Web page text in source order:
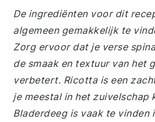
De ingrediënten voor dit
algemeen gemakkelijk te
Zorg ervoor dat je verse
de smaak en textuur van het
verbetert. Ricotta is een
je meestal in het zuivelschap
Bladerdeeg is vaak te vinden